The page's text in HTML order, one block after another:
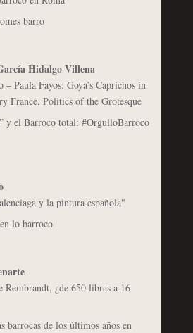
barro
Hidalgo Villena
Paula Fayos: Goya’s Caprichos in
France. Politics of the Grotesque
y el Barroco total: #OrgulloBarroco
y la pintura española"
lo barroco
Rembrandt, ¿de 650 libras a 16
barrocas de los últimos años en